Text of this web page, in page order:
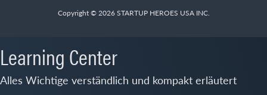
Copyright © 2026 STARTUP HEROES USA INC.
Learning Center
Alles Wichtige verständlich und kompakt erläutert